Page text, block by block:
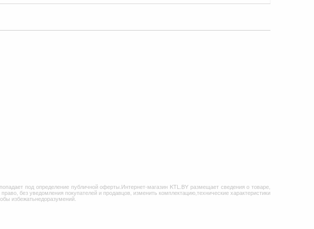
под определение публичной оферты.Интернет-магазин KTL.BY размещает сведения о товаре,
без уведомления покупателей и продавцов, изменить комплектацию,технические характеристики
избежатьнедоразумений.